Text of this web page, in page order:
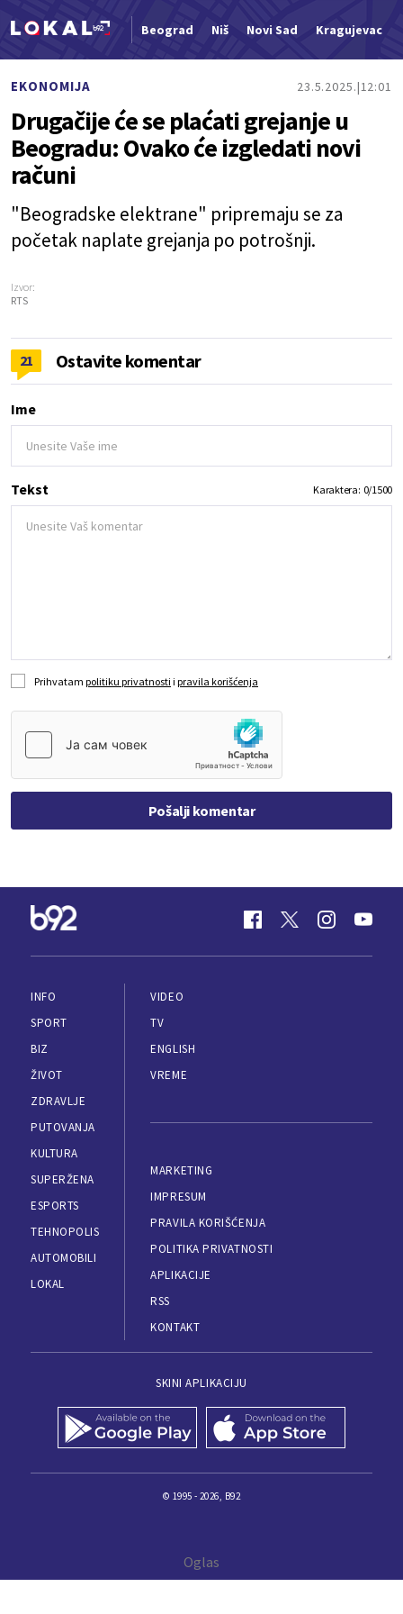
Beograd Niš Novi Sad Kragujevac
EKONOMIJA 23.5.2025. 12:01
Drugačije će se plaćati grejanje u
Beogradu: Ovako će izgledati novi
računi
"Beogradske elektrane" pripremaju se za
početak naplate grejanja po potrošnji.
Izvor:
RTS
21 Ostavite komentar
Ime
Tekst Karaktera: 0/1500
Prihvatam politiku privatnosti i pravila korišćenja
Pošalji komentar
INFO
SPORT
BIZ
ŽIVOT
ZDRAVLJE
PUTOVANJA
KULTURA
SUPERŽENA
ESPORTS
TEHNOPOLIS
AUTOMOBILI
LOKAL
VIDEO
TV
ENGLISH
VREME
MARKETING
IMPRESUM
PRAVILA KORIŠĆENJA
POLITIKA PRIVATNOSTI
APLIKACIJE
RSS
KONTAKT
SKINI APLIKACIJU
© 1995 - 2026, B92